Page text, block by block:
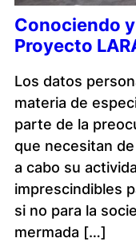
Conociendo
Proyecto
Los datos
materia de
parte de la
que necesitan
a cabo su
imprescindibles
si no para la
mermada […]